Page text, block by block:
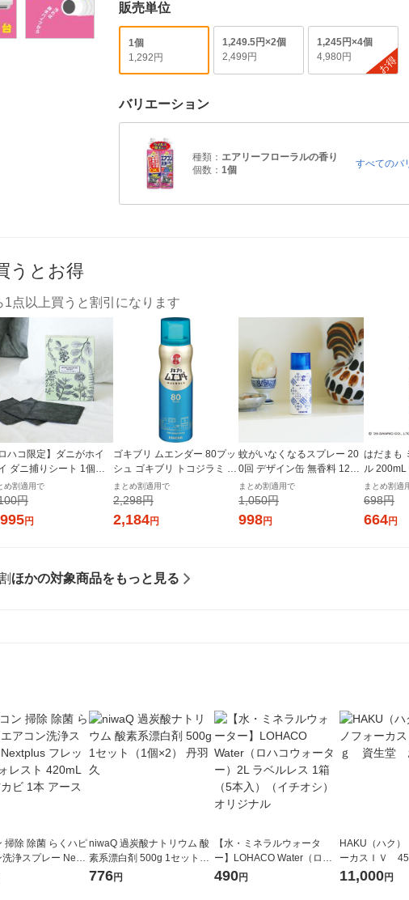
販売単位
1個
1,292円
1,249.5円×2個
2,499円
1,245円×4個
4,980円
お得
バリエーション
種類： エアリーフローラルの香り
個数： 1個
すべてのバ
うとお得
点以上買うと割引になります
ロハコ限定】ダニがホイ
ダニ捕りシート 1個（6
） アース製薬 限定
め割適用で
円
円
ゴキブリ ムエンダー 80プッ
シュ ゴキブリ トコジラミ 無
煙 殺虫剤 1本 KINCHO キン
チョー
まとめ割適用で
2,298円
2,184円
蚊がいなくなるスプレー 20
0回 デザイン缶 無香料 12時
間持続 蚊取り 殺虫剤 ワンプ
ッシュ 1本 KINCHO キンチ
ョー
まとめ割適用で
1,050円
998円
はだまも
ル 200mL
1本 アース
まとめ割適
698円
664円
ほかの対象商品をもっと見る
掃除 除菌 らくハピ
浄スプレー Nextp
シュフォレスト 4
niwaQ 過炭酸ナトリウム 酸
素系漂白剤 500g 1セット
（1個×2） 丹羽久
776円
【水・ミネラルウォータ
ー】LOHACO Water（ロハ
コウォーター）2L ラベルレ
490円
HAKU（ハク
ーカスＩＶ
堂 おまけ付き
11,000円